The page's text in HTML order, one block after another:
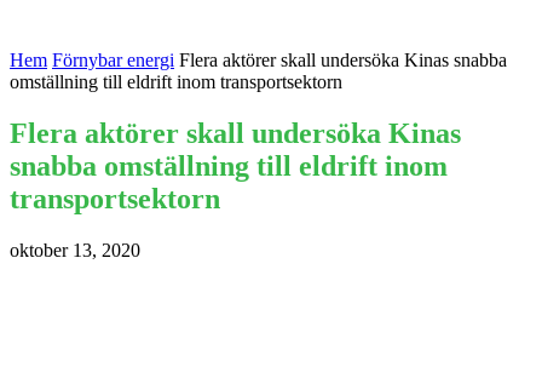
Hem Förnybar energi Flera aktörer skall undersöka Kinas snabba
omställning till eldrift inom transportsektorn
Flera aktörer skall undersöka Kinas
snabba omställning till eldrift inom
transportsektorn
oktober 13, 2020